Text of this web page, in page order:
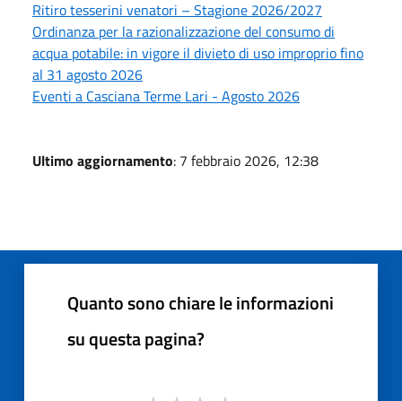
Ritiro tesserini venatori – Stagione 2026/2027
Ordinanza per la razionalizzazione del consumo di
acqua potabile: in vigore il divieto di uso improprio fino
al 31 agosto 2026
Eventi a Casciana Terme Lari - Agosto 2026
Ultimo aggiornamento: 7 febbraio 2026, 12:38
Quanto sono chiare le informazioni
su questa pagina?